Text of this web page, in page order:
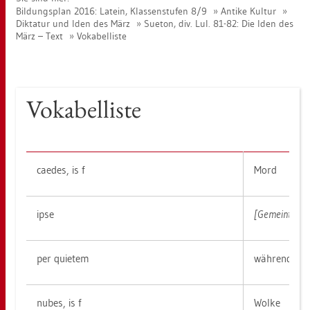
Bil­dungs­plan 2016: La­tein, Klas­sen­stu­fen 8/9
An­ti­ke Kul­tur
Dik­ta­tur und Iden des März
Sue­ton, div. Lul. 81-82: Die Iden des
März – Text
Vo­ka­bel­lis­te
Vo­ka­bel­lis­te
cae­des, is f Mord
ipse [Ge­meint ist
per quie­tem wäh­rend
nubes, is f Wolke